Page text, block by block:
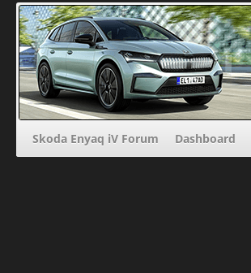
Skoda Enyaq iV Forum Dashboard